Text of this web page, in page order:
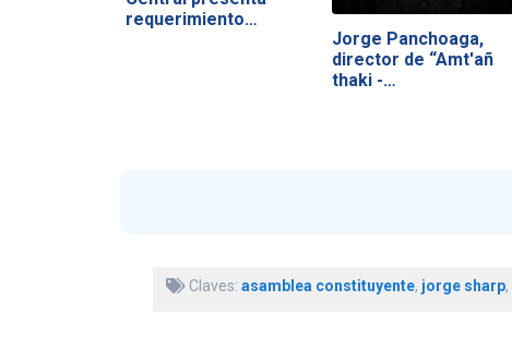
requerimiento…
Jorge Panchoaga,
director de “Amt'añ
thaki -…
Claves: asamblea constituyente, jorge sharp,